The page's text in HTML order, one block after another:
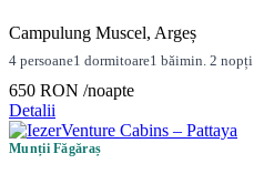
Campulung Muscel, Argeș
4 persoane1 dormitoare1 băimin. 2 nopți
650 RON /noapte
Detalii
Munții Făgăraș